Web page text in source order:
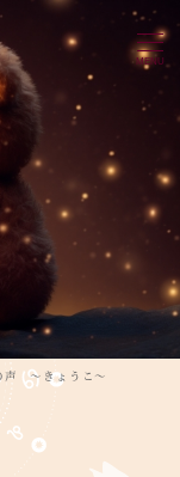
MENU
声 ～きょうこ～